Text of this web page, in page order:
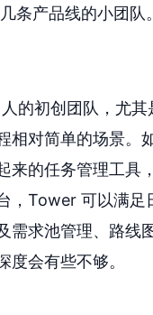
条产品线的小团队。
的初创团队，尤其
相对简单的场景。
来的任务管理工具
，Tower 可以满足
需求池管理、路线
度会有些不够。